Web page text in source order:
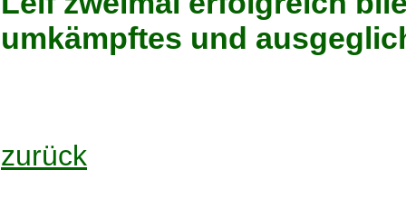
umkämpftes und
zurück